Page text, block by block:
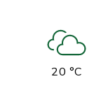
20 °C